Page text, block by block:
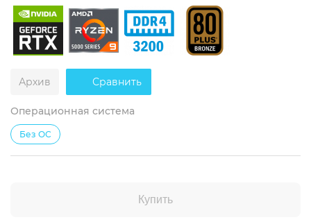
Разблокированный множитель CPU
Сверхбыстрый M.2 SSD NVME
Архив Сравнить
Операционная система
Без ОС
Купить